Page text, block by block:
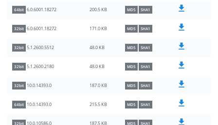
64bit 6.0.6001.18272 200.5 KB MD5 SHA1
32bit 6.0.6001.18272 171.0 KB MD5 SHA1
32bit 5.1.2600.5512 48.0 KB MD5 SHA1
32bit 5.1.2600.2180 48.0 KB MD5 SHA1
32bit 10.0.14393.0 187.0 KB MD5 SHA1
64bit 10.0.14393.0 215.5 KB MD5 SHA1
32bit 10.0.10586.0 187.5 KB MD5 SHA1